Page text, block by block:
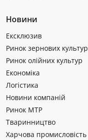
Новини
Ексклюзив
Ринок зернових культур
Ринок олійних культур
Економіка
Логістика
Новини компаній
Ринок МТР
Тваринництво
Харчова промисловість